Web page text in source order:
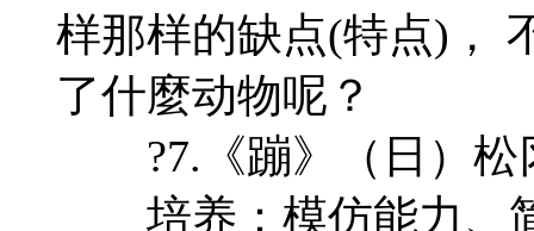
样那样的缺点(特点)，
了什麼动物呢？
?7.《蹦》（日）松
培养：模仿能力、